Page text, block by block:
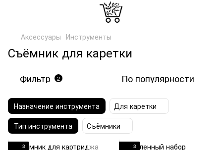
Аксессуары Инструменты
Съёмник для каретки
Фильтр 2 По популярности
Назначение инструмента
Для каретки
Тип инструмента
Съёмники
3 3